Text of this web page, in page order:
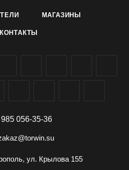
на упаковке.
МАГАЗИНЫ
КОНТАКТЫ
056-35-36
ул. Крылова 155